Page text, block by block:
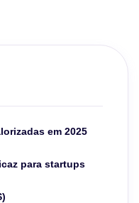
em 2025
para startups